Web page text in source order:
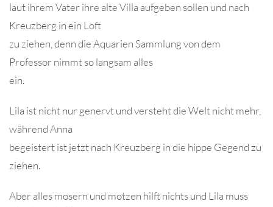
laut ihrem Vater ihre alte Villa aufgeben sollen und nach
Kreuzberg in ein Loft
zu ziehen, denn die Aquarien Sammlung von dem
Professor nimmt so langsam alles
ein.
Lila ist nicht nur genervt und versteht die Welt nicht mehr,
während Anna
begeistert ist jetzt nach Kreuzberg in die hippe Gegend zu
ziehen.
Aber alles mosern und motzen hilft nichts und Lila muss